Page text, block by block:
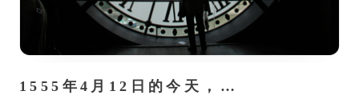
1555年4月12日的今天，…